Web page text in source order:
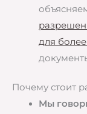
для
Почему стоит
Мы